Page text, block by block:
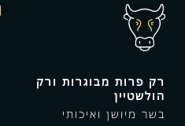
רק פרות מבוגרות ורק
הולשטיין
בשר מיושן ואיכותי